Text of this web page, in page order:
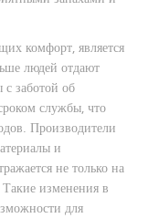
комфорт, является
людей отдают
с заботой об
службы, что
Производители
и
не только на
изменения в
для